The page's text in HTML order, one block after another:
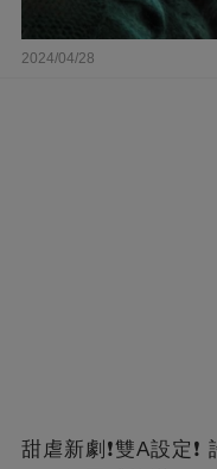
2024/04/28
甜虐新劇❗雙A設定